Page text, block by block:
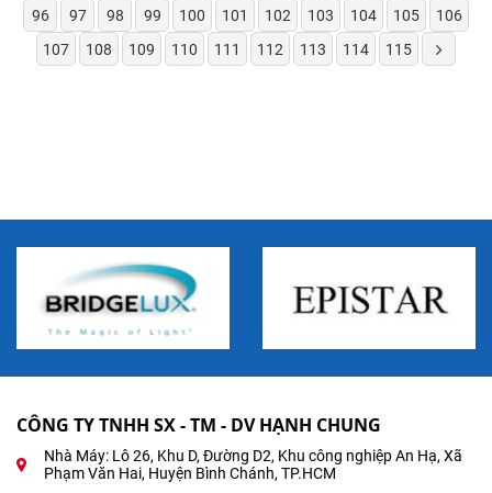
96
97 98 99 100 101 102 103 104 105
106
107
108 109 110 111 112 113 114 115
CÔNG TY TNHH SX - TM - DV HẠNH CHUNG
Nhà Máy: Lô 26, Khu D, Đường D2, Khu công nghiệp An Hạ, Xã
Phạm Văn Hai, Huyện Bình Chánh, TP.HCM